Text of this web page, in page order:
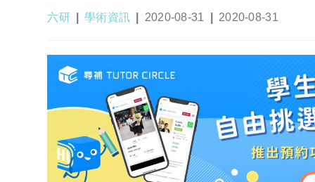
Post
六研
Post
學術資訊
Post
2020-08-31
Post
2020-08-31